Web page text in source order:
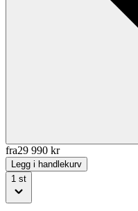
fra29 990 kr
Legg i handlekurv
1 st